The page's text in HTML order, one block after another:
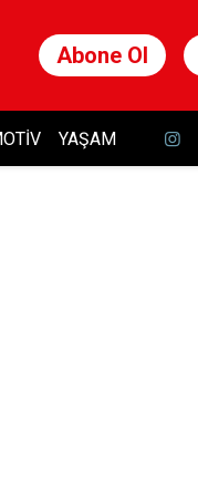
Abone Ol
YAŞAM